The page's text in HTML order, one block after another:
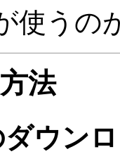
使うの
法
ウン